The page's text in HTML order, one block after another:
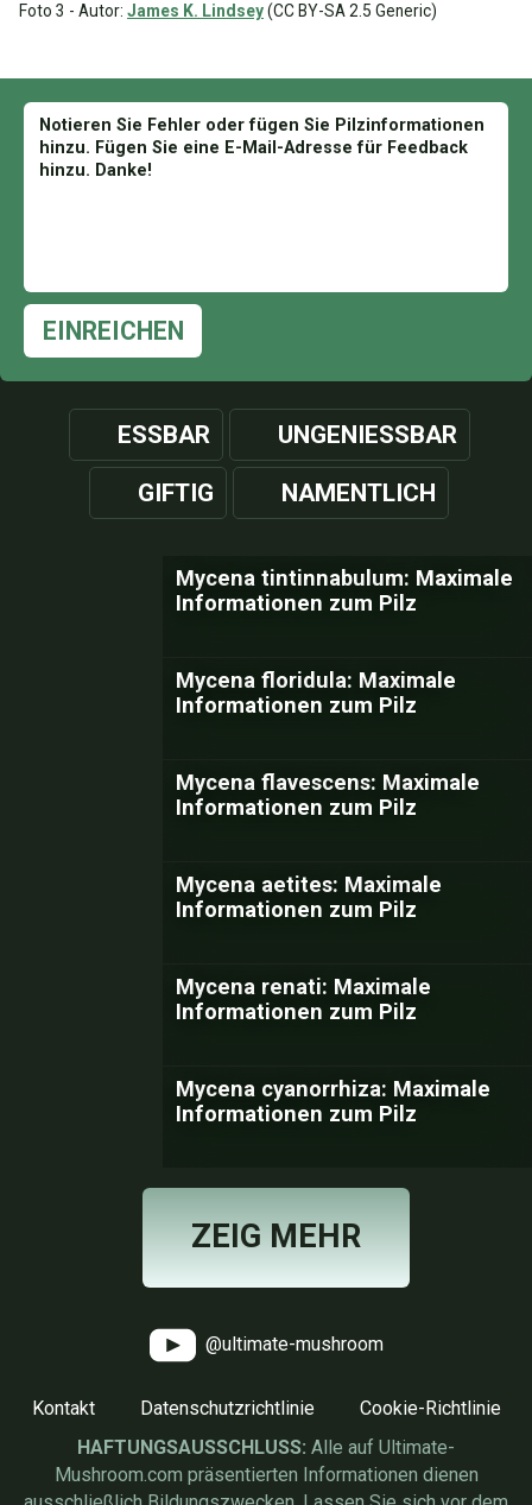
Foto 3 - Autor: James K. Lindsey(CC BY-SA 2.5 Generic)
EINREICHEN
ESSBAR UNGENIESSBAR
GIFTIG NAMENTLICH
Mycena tintinnabulum: Maximale
Informationen zum Pilz
Mycena floridula: Maximale
Informationen zum Pilz
Mycena flavescens: Maximale
Informationen zum Pilz
Mycena aetites: Maximale
Informationen zum Pilz
Mycena renati: Maximale
Informationen zum Pilz
Mycena cyanorrhiza: Maximale
Informationen zum Pilz
ZEIG MEHR
@ultimate-mushroom
Kontakt Datenschutzrichtlinie
Cookie-Richtlinie
HAFTUNGSAUSSCHLUSS: Alle auf Ultimate-
Mushroom.com präsentierten Informationen dienen